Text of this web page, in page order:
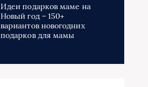
Идеи подарков маме на
Новый год – 150+
вариантов новогодних
подарков для мамы